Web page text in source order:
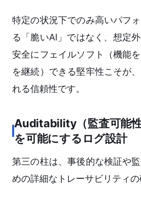
特定の状況下でのみ高いパフ
る「脆いAI」ではなく、想定
安全にフェイルソフト（機能
を継続）できる堅牢性こそが
れる信頼性です。
Auditability（監査可能
を可能にするログ設計
第三の柱は、事後的な検証や
めの詳細なトレーサビリティの